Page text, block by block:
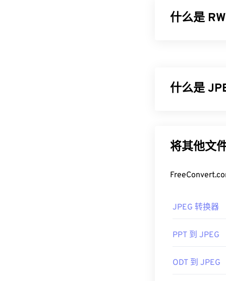
什么是
如何打开
Zoner Photo
和
Magix
首次发行：
什么是
用。您可以使
式。
即可在默认图
件，请右键单
JPEG 文件可
将其他文
JPEG 转换器
PPT 到 JPEG
ODT 到 JPEG